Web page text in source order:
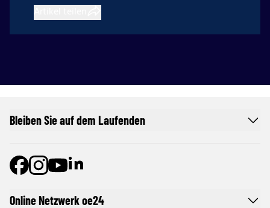
Online Netzwerk oe24
Bleiben Sie auf dem Laufenden